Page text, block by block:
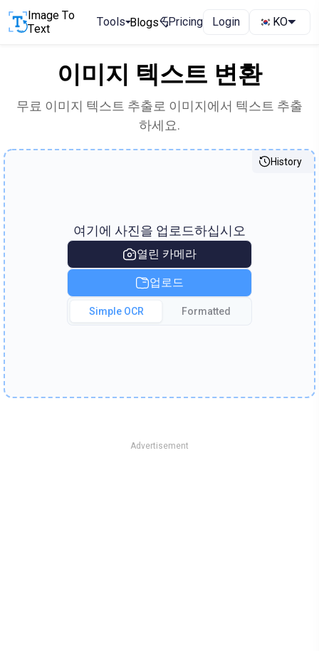
Image To
Text
Tools Blogs Pricing Login KO
이미지 텍스트 변환
무료 이미지 텍스트 추출로 이미지에서 텍스트 추출
하세요.
History
여기에 사진을 업로드하십시오
열린 카메라
업로드
Simple OCR Formatted
Advertisement